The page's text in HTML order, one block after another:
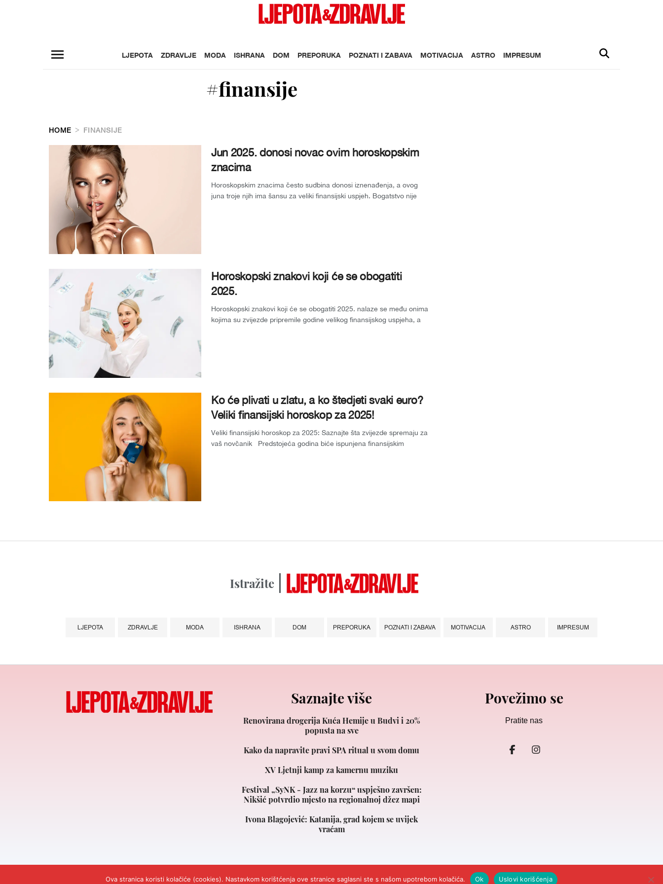
LJEPOTA ZDRAVLJE MODA ISHRANA DOM PREPORUKA POZNATI I ZABAVA MOTIVACIJA ASTRO IMPRESUM
#finansije
HOME FINANSIJE
Jun 2025. donosi novac ovim horoskopskim
znacima
Horoskopskim znacima često sudbina donosi iznenađenja, a ovog
juna troje njih ima šansu za veliki finansijski uspjeh. Bogatstvo nije
Horoskopski znakovi koji će se obogatiti
2025.
Horoskopski znakovi koji će se obogatiti 2025. nalaze se među onima
kojima su zvijezde pripremile godine velikog finansijskog uspjeha, a
Ko će plivati u zlatu, a ko štedjeti svaki euro?
Veliki finansijski horoskop za 2025!
Veliki finansijski horoskop za 2025: Saznajte šta zvijezde spremaju za
vaš novčanik Predstojeća godina biće ispunjena finansijskim
Istražite
LJEPOTA ZDRAVLJE MODA ISHRANA DOM PREPORUKA POZNATI I ZABAVA MOTIVACIJA ASTRO IMPRESUM
Saznajte više
Renovirana drogerija Kuća Hemije u Budvi i 20%
popusta na sve
Kako da napravite pravi SPA ritual u svom domu
XV Ljetnji kamp za kamernu muziku
Festival „SyNK - Jazz na korzu“ uspješno završen:
Nikšić potvrdio mjesto na regionalnoj džez mapi
Ivona Blagojević: Katanija, grad kojem se uvijek
vraćam
Povežimo se
Pratite nas
© 2026Ljepota&Zdravlje Crna Gora. Design and DevelopmentCubes. Impresum Marketing Kontakt Odricanje odgovornosti
Ova stranica koristi kolačiće (cookies). Nastavkom korištćenja ove stranice saglasni ste s našom upotrebom kolačića. Ok Uslovi korišćenja